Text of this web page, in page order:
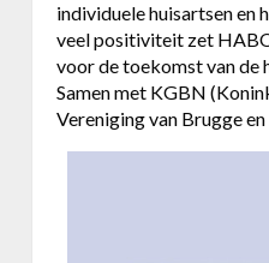
individuele huisartsen
veel positiviteit zet
voor de toekomst van de
Samen met KGBN
Vereniging van Brugge